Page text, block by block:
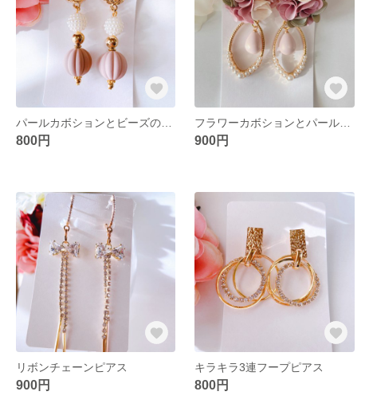
パールカボションとビーズのピアス
800円 900円
リボンチェーンピアス
900円
キラキラ3連フープピアス
800円